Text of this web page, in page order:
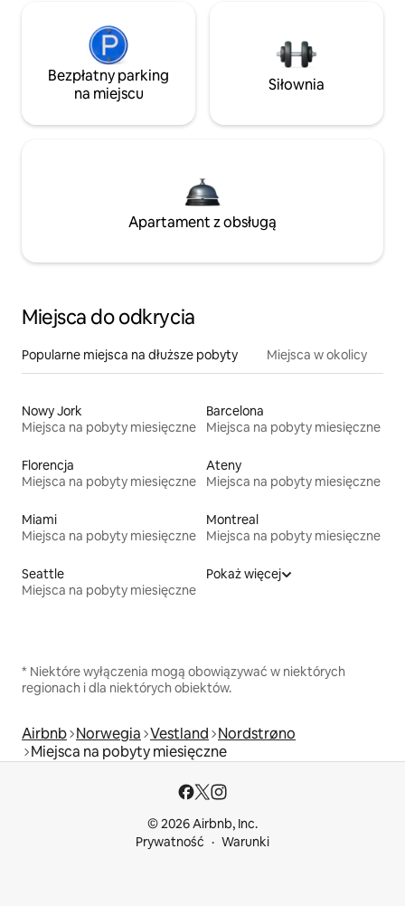
Bezpłatny parking
na miejscu
Siłownia
Apartament z obsługą
Miejsca do odkrycia
Popularne miejsca na dłuższe pobyty Miejsca w okolicy
Nowy Jork
Miejsca na pobyty miesięczne
Barcelona
Miejsca na pobyty miesięczne
Florencja
Miejsca na pobyty miesięczne
Ateny
Miejsca na pobyty miesięczne
Miami
Miejsca na pobyty miesięczne
Montreal
Miejsca na pobyty miesięczne
Seattle
Miejsca na pobyty miesięczne
Pokaż więcej
* Niektóre wyłączenia mogą obowiązywać w niektórych
regionach i dla niektórych obiektów.
Airbnb Norwegia Vestland Nordstrøno
Miejsca na pobyty miesięczne
© 2026 Airbnb, Inc.
Prywatność
Warunki